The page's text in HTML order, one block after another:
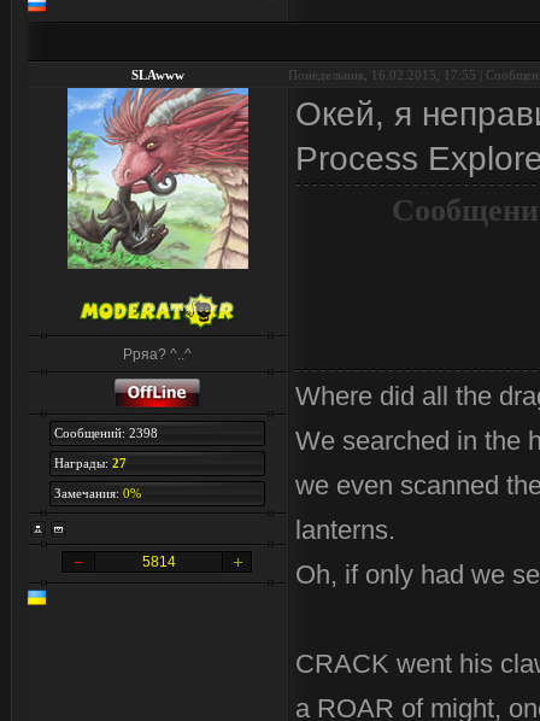
SLAwww Понедельник, 16.02.2015, 17:55 |
Рряа? ^..^
Сообщений: 2398
Награды: 27
Замечания: 0%
5814
Окей, я
Process
Where did all the
We searched in the
we even scanned
lanterns.
Oh, if only had we
CRACK went his
a ROAR of might,